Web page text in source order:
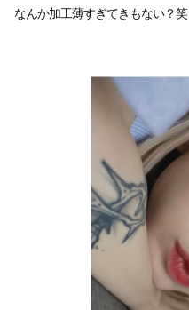
なんか加工薄すぎてきもない？笑